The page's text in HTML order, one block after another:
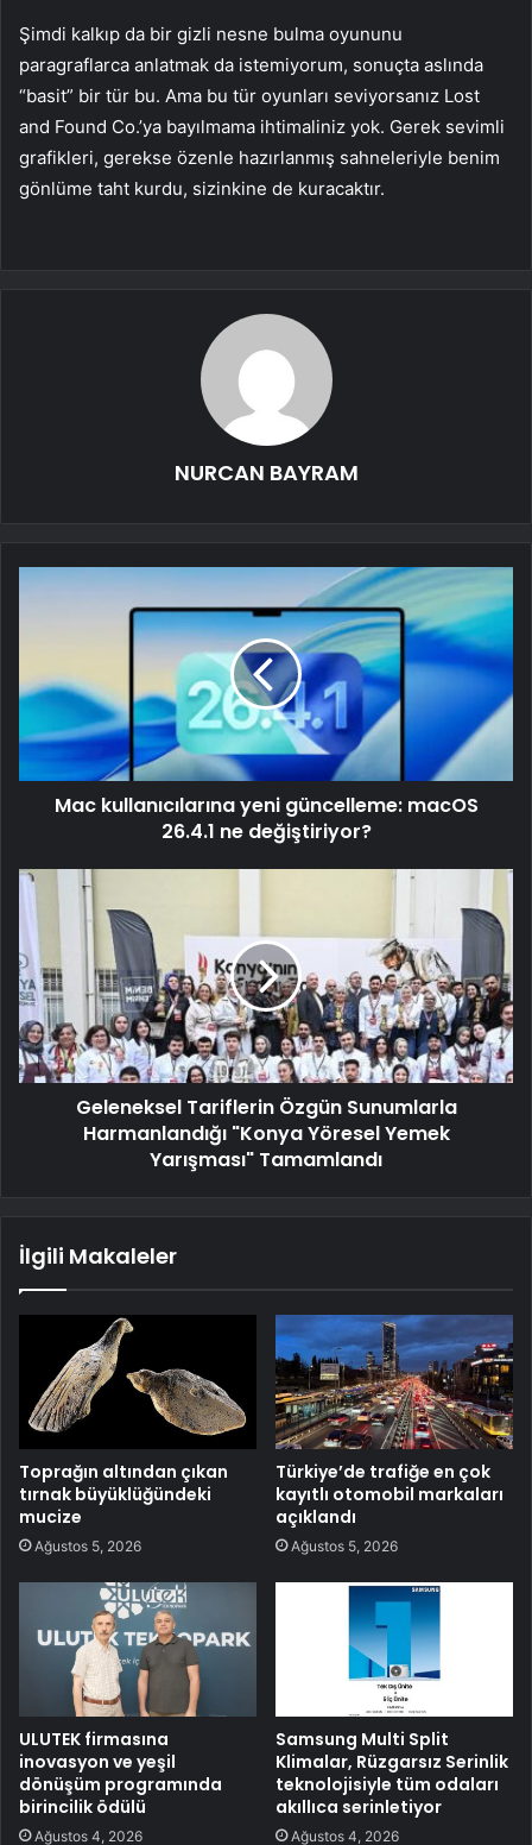
Şimdi kalkıp da bir gizli nesne bulma oyununu
paragraflarca anlatmak da istemiyorum, sonuçta aslında
“basit” bir tür bu. Ama bu tür oyunları seviyorsanız Lost
and Found Co.’ya bayılmama ihtimaliniz yok. Gerek sevimli
grafikleri, gerekse özenle hazırlanmış sahneleriyle benim
gönlüme taht kurdu, sizinkine de kuracaktır.
NURCAN BAYRAM
Mac kullanıcılarına yeni güncelleme: macOS
26.4.1 ne değiştiriyor?
Geleneksel Tariflerin Özgün Sunumlarla
Harmanlandığı "Konya Yöresel Yemek
Yarışması" Tamamlandı
İlgili Makaleler
Toprağın altından çıkan
tırnak büyüklüğündeki
mucize
Ağustos 5, 2026
Türkiye’de trafiğe en çok
kayıtlı otomobil markaları
açıklandı
Ağustos 5, 2026
ULUTEK firmasına
inovasyon ve yeşil
dönüşüm programında
birincilik ödülü
Ağustos 4, 2026
Samsung Multi Split
Klimalar, Rüzgarsız Serinlik
teknolojisiyle tüm odaları
akıllıca serinletiyor
Ağustos 4, 2026